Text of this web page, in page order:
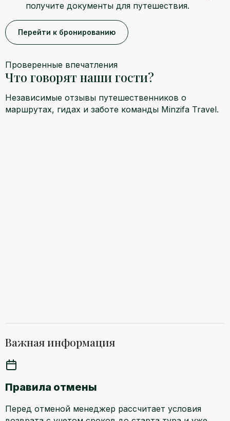
получите документы для путешествия.
Перейти к бронированию
Проверенные впечатления
Что говорят наши гости?
Независимые отзывы путешественников о
маршрутах, гидах и заботе команды Minzifa Travel.
Важная информация
Правила отмены
Перед отменой менеджер рассчитает условия